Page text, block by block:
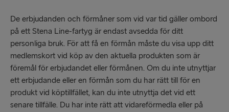
De erbjudanden och förmåner som vid var tid gäller ombord
på ett Stena Line-fartyg är endast avsedda för ditt
personliga bruk. För att få en förmån måste du visa upp ditt
medlemskort vid köp av den aktuella produkten som är
föremål för erbjudandet eller förmånen. Om du inte utnyttjar
ett erbjudande eller en förmån som du har rätt till för en
produkt vid köptillfället, kan du inte utnyttja det vid ett
senare tillfälle. Du har inte rätt att vidareförmedla eller på